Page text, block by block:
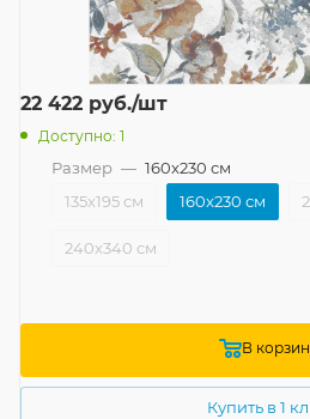
22 422 руб./шт
Доступно: 1
Размер — 160x230 см
135x195 см
160x230 см
240x340 см
В
Купить в 1